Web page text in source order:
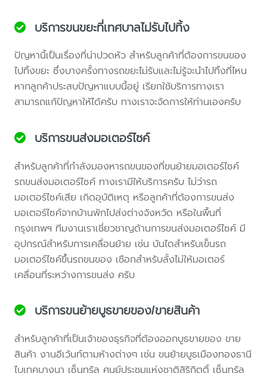
บริการขนขยะที่เทศบาลไม่รับไปทิ้ง
ปัญหานี้เป็นเรื่องที่น่าปวดหัว สำหรับลูกค้าที่ต้องการขนของ
ไปทิ้งขยะ ซึ่งบางครั้งทางรถขยะไม่รับและไม่รู้จะนำไปทิ้งที่ไหน
หากลูกค้าประสบปัญหาแบบนี้อยู่ เรียกใช้บริการทางเรา
สามารถแก้ปัญหาให้ได้ครับ ทางเราจะจัดการให้ท่านเองครับ
บริการขนส่งมอเตอร์ไซค์
สำหรับลูกค้าที่กำลังมองหารถขนของที่ขนย้ายมอเตอร์ไซค์
รถขนส่งมอเตอร์ไซค์ ทางเรามีให้บริการครับ ไม่ว่ารถ
มอเตอร์ไซค์เสีย เกิดอุบัติเหตุ หรือลูกค้าที่ต้องการขนส่ง
มอเตอร์ไซค์จากบ้านพักไปส่งต่างจังหวัด หรือในพื้นที่
กรุงเทพฯ ทีมงานเราเชี่ยวชาญด้านการขนส่งมอเตอร์ไซค์ มี
อุปกรณ์สำหรับการเคลื่อนย้าย เช่น บันไดสำหรับเข็นรถ
มอเตอร์ไซค์ขึ้นรถขนของ เชือกสำหรับลั้งไม่ให้มอเตอร์
เคลื่อนที่ระหว่างการขนส่ง ครับ
บริการขนย้ายบูธขายของ/ขายสินค้า
สำหรับลูกค้าที่เป็นเจ้าของธุรกิจที่ต้องออกบูธขายของ ขาย
สินค้า งานอีเว้นท์ตามห้างต่างๆ เช่น ขนย้ายบูธเมืองทองธานี
ไบเทคบางนา เซ็นทรัล ศูนย์ประชุมแห่งชาติสิริกิตติ์ เซ็นทรัล